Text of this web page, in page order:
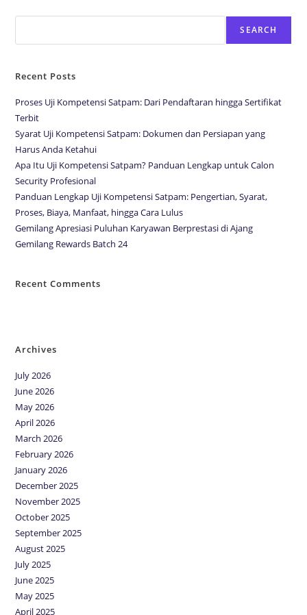
SEARCH
Recent Posts
Proses Uji Kompetensi Satpam: Dari Pendaftaran hingga Sertifikat
Terbit
Syarat Uji Kompetensi Satpam: Dokumen dan Persiapan yang
Harus Anda Ketahui
Apa Itu Uji Kompetensi Satpam? Panduan Lengkap untuk Calon
Security Profesional
Panduan Lengkap Uji Kompetensi Satpam: Pengertian, Syarat,
Proses, Biaya, Manfaat, hingga Cara Lulus
Gemilang Apresiasi Puluhan Karyawan Berprestasi di Ajang
Gemilang Rewards Batch 24
Recent Comments
Archives
July 2026
June 2026
May 2026
April 2026
March 2026
February 2026
January 2026
December 2025
November 2025
October 2025
September 2025
August 2025
July 2025
June 2025
May 2025
April 2025